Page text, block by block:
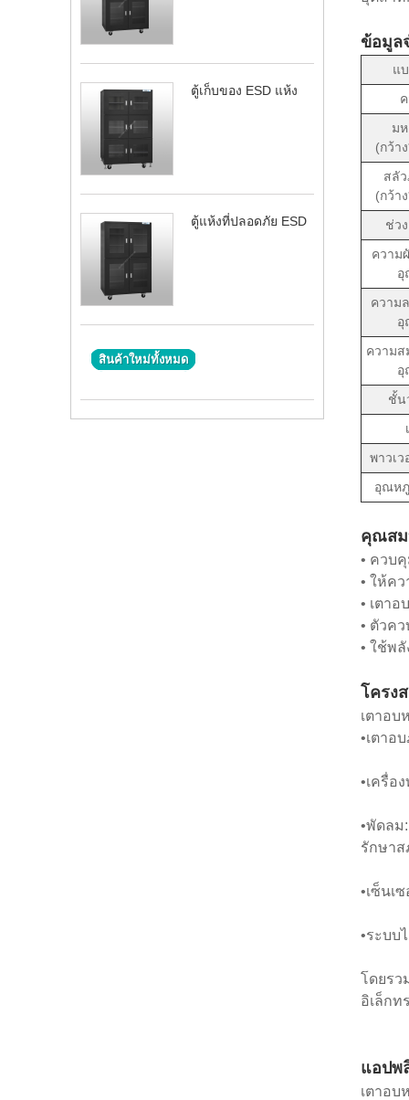
ตู้เก็บของ ESD แห้ง
ตู้แห้งที่ปลอดภัย ESD
สินค้าใหม่ทั้งหมด
ข้อมูล
แ
ม
(กว้า
สลั
(กว้า
ช่ว
ความ
อุ
ความ
อุ
ความส
อุ
ชั้น
พาวเ
อุณห
คุณส
• ควบ
• ให้ค
• เตา
• ตัวค
• ใช้พ
โครง
เตาอบ
•เตาอ
•เครื่อ
•พัดลม
รักษา
•เซ็นเ
•ระบบ
โดยรว
อิเล็กท
แอปพ
เตาอบ